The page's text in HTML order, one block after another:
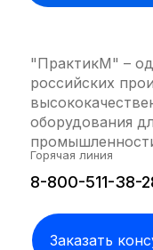
Заказать
"ПрактикМ" –
российских
оборудования
Горячая линия
8-800-511-38-